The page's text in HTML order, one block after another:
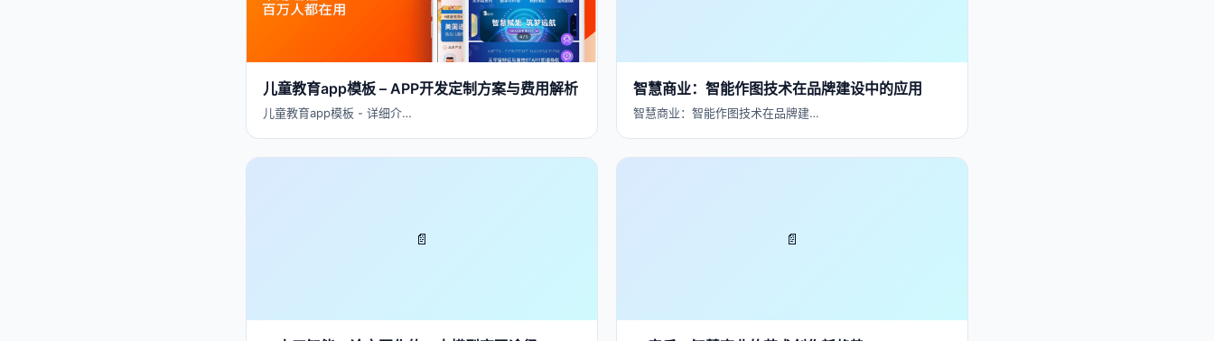
儿童教育app模板 – APP开发定制方案与费用解析
儿童教育app模板 - 详细介…
智慧商业：智能作图技术在品牌建设中的应用
智慧商业：智能作图技术在品牌建…
📄 📄